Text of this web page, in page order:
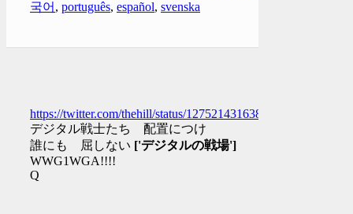
국어 , português, español, svenska
https://twitter.com/thehill/status/1275214316384501760
デジタル戦士たち 配置につけ
誰にも 屈しない ['デジタルの戦場']
WWG1WGA!!!!
Q